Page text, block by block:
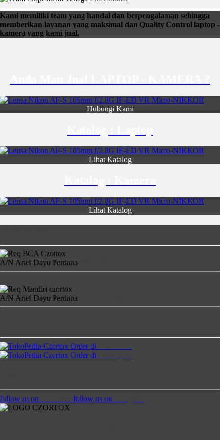
Kami memiliki team yang handal dan berpengalaman sehingga
memberikan layanan yang maksimal dan Quality Control laptop -
kamera yang kami jual.
Hubungi Kami
Lihat Katalog
Lihat Katalog
A/N Arief Dayu Perdana
A/N Arief Dayu Perdana
Order di
Order di
follow us on follow us on